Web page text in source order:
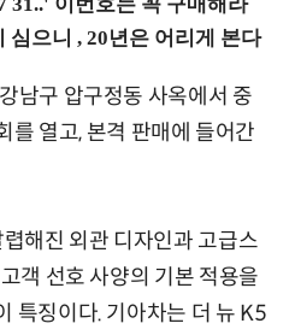
남구 압구정동 사옥에서 중
열고, 본격 판매에 들어간
해진 외관 디자인과 고급스
객 선호 사양의 기본 적용을
특징이다. 기아차는 더 뉴 K5